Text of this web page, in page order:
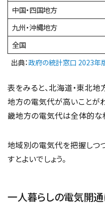
中国・四国地方
九州・沖縄地方
全国
出典：政府の統計窓口 2023年
表をみると、北海道・東北地
地方の電気代が高いことが
畿地方の電気代は全体的な
地域別の電気代を把握しつ
すとよいでしょう。
一人暮らしの電気開